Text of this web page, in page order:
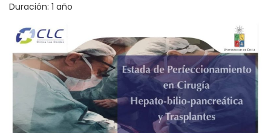
Duración: 1 año